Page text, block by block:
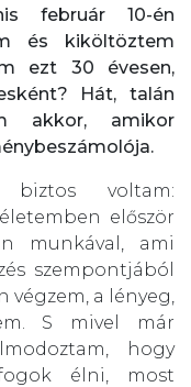
február 10-én
és kiköltöztem
ezt 30 évesen,
Hát, talán
akkor, amikor
voltam:
először
munkával, ami
szempontjából
végzem, a lényeg,
S mivel már
hogy
fogok élni, most